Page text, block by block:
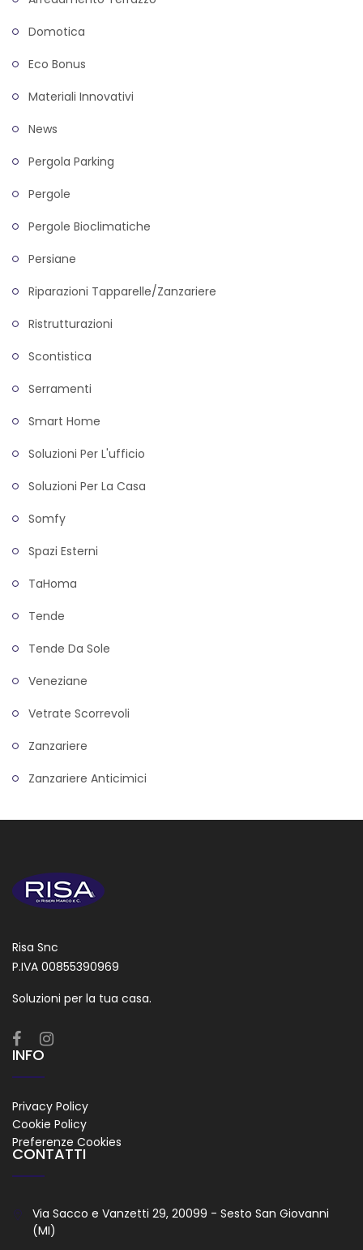
Domotica
Eco Bonus
Materiali Innovativi
News
Pergola Parking
Pergole
Pergole Bioclimatiche
Persiane
Riparazioni Tapparelle/zanzariere
Ristrutturazioni
Scontistica
Serramenti
Smart Home
Soluzioni Per L'ufficio
Soluzioni Per La Casa
Somfy
Spazi Esterni
TaHoma
Tende
Tende Da Sole
Veneziane
Vetrate Scorrevoli
Zanzariere
Zanzariere Anticimici
Risa Snc
P.IVA 00855390969
Soluzioni per la tua casa.
INFO
Privacy Policy
Cookie Policy
Preferenze Cookies
CONTATTI
Via Sacco e Vanzetti 29, 20099 - Sesto San Giovanni
(MI)